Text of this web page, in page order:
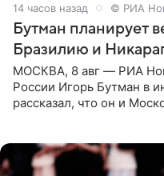
14 часов назад © РИА
Бутман планирует
Бразилию и
МОСКВА, 8 авг — РИА
России Игорь Бутман в
рассказал, что он и